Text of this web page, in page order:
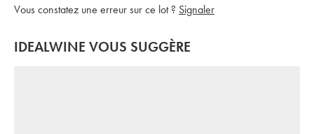
Vous constatez une erreur sur ce lot ? Signaler
IDEALWINE VOUS SUGGÈRE